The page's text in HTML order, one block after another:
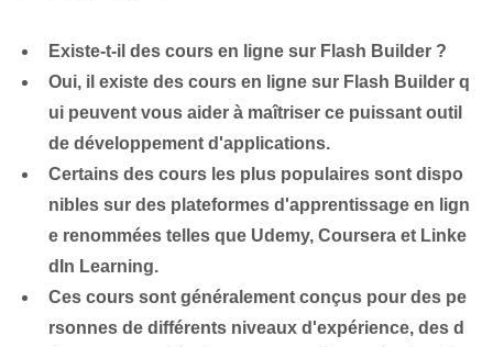
Existe-t-il des cours en ligne sur Flash Builder ?
Oui, il existe des cours en ligne sur Flash Builder q
ui peuvent vous aider à maîtriser ce puissant outil
de développement d'applications.
Certains des cours les plus populaires sont dispo
nibles sur des plateformes d'apprentissage en lign
e renommées telles que Udemy, Coursera et Linke
dIn Learning.
Ces cours sont généralement conçus pour des pe
rsonnes de différents niveaux d'expérience, des d